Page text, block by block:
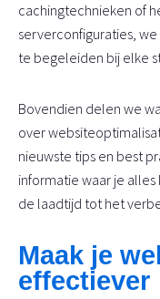
cachingtechnieken of
serverconfiguraties,
te begeleiden bij elke
Bovendien delen we
over
nieuwste tips en best
informatie waar je
de laadtijd tot het
Maak je
effectiever